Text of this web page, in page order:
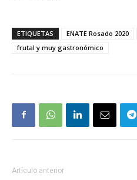
ETIQUETAS ENATE Rosado 2020
frutal y muy gastronómico
Artículo anterior